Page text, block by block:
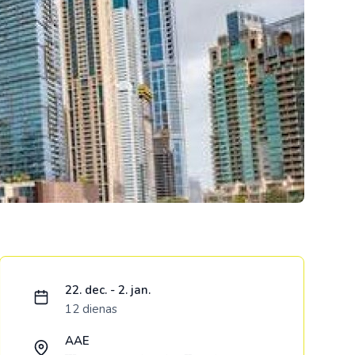
Kolumbija
Kostarika
Meksika
Panama
Ielādējam piedāvājumu...
22. dec. - 2. jan.
12 dienas
AAE